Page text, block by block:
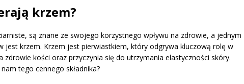
krzem?
są znane ze swojego korzystnego wpływu na zdrowie, a jednym
jest krzem. Krzem jest pierwiastkiem, który odgrywa kluczową rolę w
zdrowie kości oraz przyczynia się do utrzymania elastyczności skóry.
tego cennego składnika?